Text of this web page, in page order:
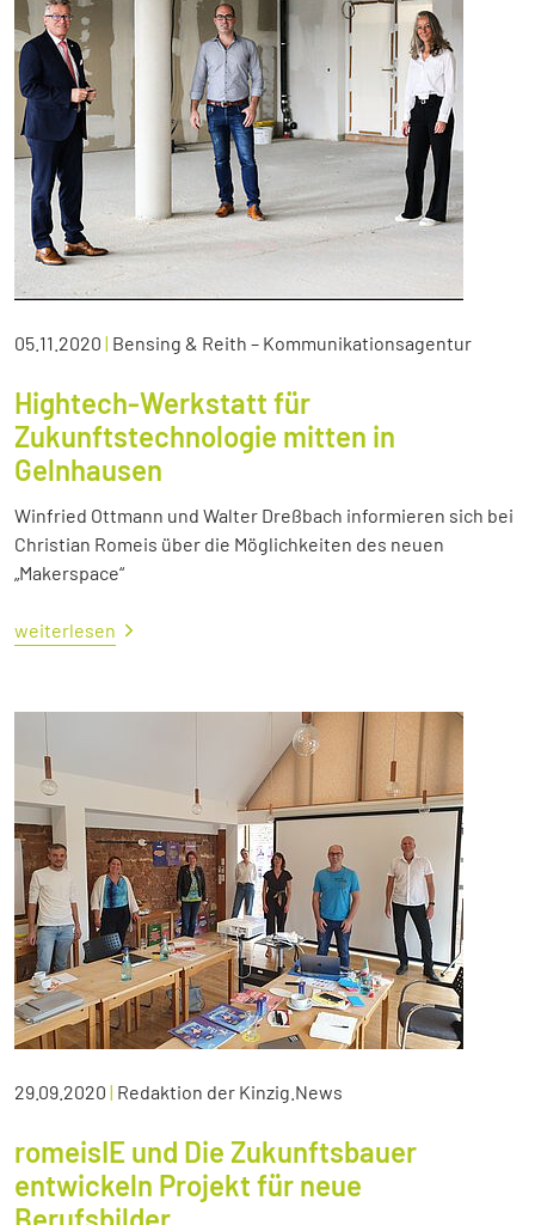
05.11.2020 | Bensing & Reith – Kommunikationsagentur
Hightech-Werkstatt für
Zukunftstechnologie mitten in
Gelnhausen
Winfried Ottmann und Walter Dreßbach informieren sich bei
Christian Romeis über die Möglichkeiten des neuen
„Makerspace“
weiterlesen
29.09.2020 | Redaktion der Kinzig.News
romeisIE und Die Zukunftsbauer
entwickeln Projekt für neue